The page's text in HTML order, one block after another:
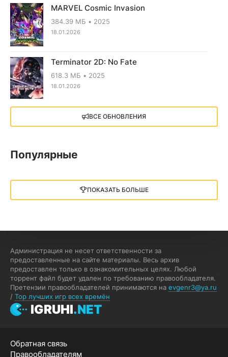
MARVEL Cosmic Invasion
384.39 МБ 2025
18.01.2026
Terminator 2D: No Fate
618.3 МБ 2025
18.01.2026
X4: Foundations (2018)
13.73 GB 2018
13 ГБ 2025
MAFIA: THE OLD COUNTRY
44.98 ГБ 2025
04.12.2025
5.43 ГБ
ВСЕ ОБНОВЛЕНИЯ
Популярные
ПОКАЗАТЬ БОЛЬШЕ
IGRUHI.NET
Администрация не несет ответственности за
предоставленные на сайте материалы. Весь архив
предоставлен только в ознакомительных целях. Любой
торрент файл будет удален по требованию правообладателя.
Претензии правообладателей принимаются на evgenr3@ya.ru
/ Top лучших игр всех времён
Обратная связь
Правообладателям